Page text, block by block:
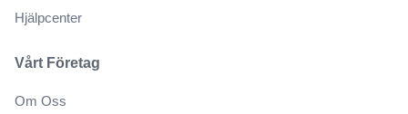
Vårt Företag
Om Oss
Hjälpcenter